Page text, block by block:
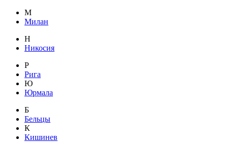
М
Милан
Н
Никосия
Р
Рига
Ю
Юрмала
Б
Бельцы
К
Кишинев